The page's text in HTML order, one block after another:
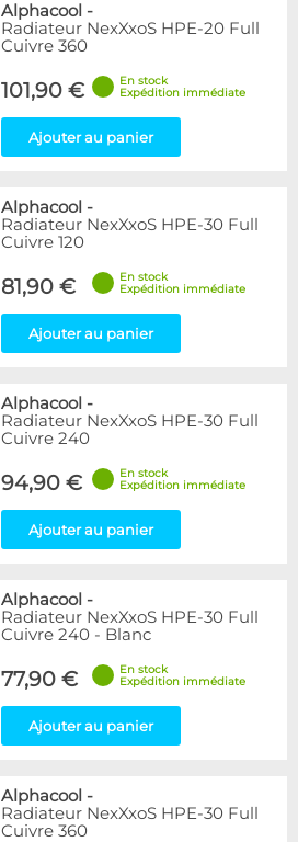
Alphacool -
Radiateur NexXxoS HPE-20 Full
Cuivre 360
101,90 €
En stock
Expédition immédiate
Ajouter au panier
Alphacool -
Radiateur NexXxoS HPE-30 Full
Cuivre 120
81,90 €
En stock
Expédition immédiate
Ajouter au panier
Alphacool -
Radiateur NexXxoS HPE-30 Full
Cuivre 240
94,90 €
En stock
Expédition immédiate
Ajouter au panier
Alphacool -
Radiateur NexXxoS HPE-30 Full
Cuivre 240 - Blanc
77,90 €
En stock
Expédition immédiate
Ajouter au panier
Alphacool -
Radiateur NexXxoS HPE-30 Full
Cuivre 360